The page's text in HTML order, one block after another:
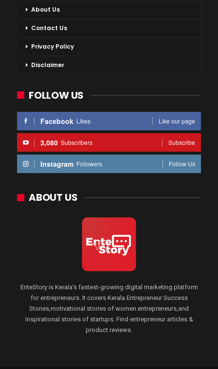
About Us
Contact Us
Privacy Policy
Disclaimer
FOLLOW US
Facebook Likes Like our page
3,080 Subscribers Subscribe
Instagram Followers Follow Us
ABOUT US
EnteStory is Kerala's fastest-growing digital marketing platform
for entrepreneurs. It covers Kerala Entrepreneur Success
Stories,motivational stories of women entrepreneurs,and
Inspirational stories of startups. Find entrepreneur articles &
product reviews.